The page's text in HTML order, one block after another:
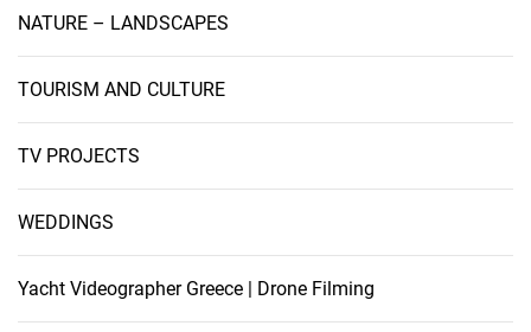
NATURE – LANDSCAPES
TOURISM AND CULTURE
TV PROJECTS
WEDDINGS
Yacht Videographer Greece | Drone Filming